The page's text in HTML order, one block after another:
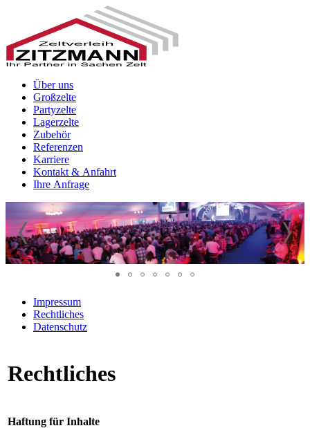
Über uns
Großzelte
Partyzelte
Lagerzelte
Zubehör
Referenzen
Karriere
Kontakt & Anfahrt
Ihre Anfrage
Impressum
Rechtliches
Datenschutz
Rechtliches
Haftung für Inhalte